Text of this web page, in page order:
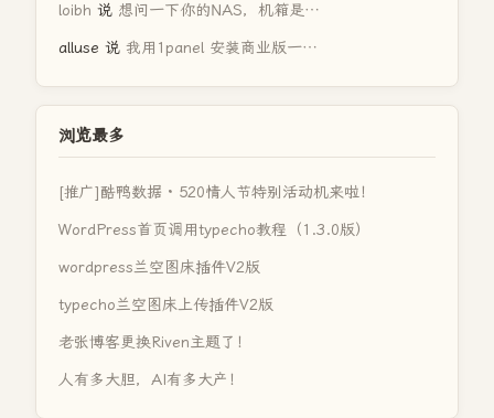
loibh 说 想问一下你的NAS，机箱是…
alluse 说 我用1panel 安装商业版一…
浏览最多
[推广]酷鸭数据 · 520情人节特别活动机来啦！
WordPress首页调用typecho教程（1.3.0版）
wordpress兰空图床插件V2版
typecho兰空图床上传插件V2版
老张博客更换Riven主题了！
人有多大胆，AI有多大产！